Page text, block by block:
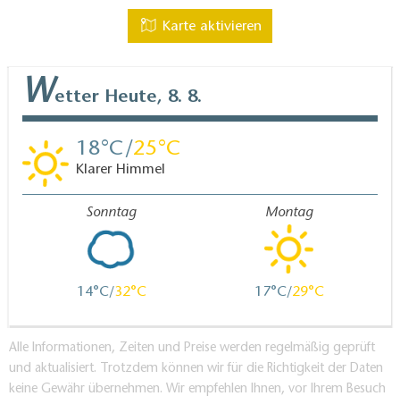
Karte aktivieren
Wetter Heute, 8. 8.
18 25
Klarer Himmel
Sonntag
14 32
Montag
17 29
Alle Informationen, Zeiten und Preise werden regelmäßig geprüft
und aktualisiert. Trotzdem können wir für die Richtigkeit der Daten
keine Gewähr übernehmen. Wir empfehlen Ihnen, vor Ihrem Besuch